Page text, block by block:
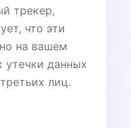
трекер,
что эти
на вашем
утечки данных
лиц.